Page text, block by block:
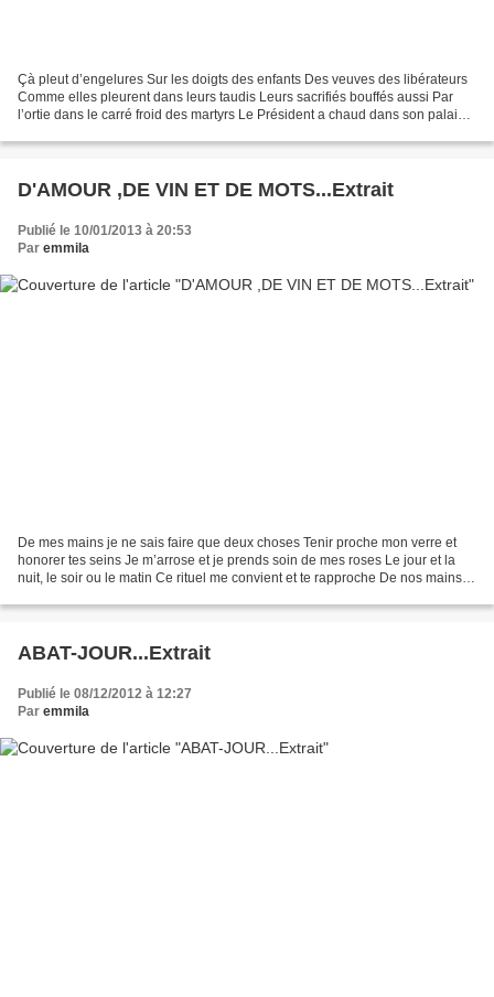
Çà pleut d’engelures Sur les doigts des enfants Des veuves des libérateurs
Comme elles pleurent dans leurs taudis Leurs sacrifiés bouffés aussi Par
l’ortie dans le carré froid des martyrs Le Président a chaud dans son palais Il
D'AMOUR ,DE VIN ET DE MOTS...Extrait
Publié le 10/01/2013 à 20:53
Par emmila
De mes mains je ne sais faire que deux choses Tenir proche mon verre et
honorer tes seins Je m’arrose et je prends soin de mes roses Le jour et la
nuit, le soir ou le matin Ce rituel me convient et te rapproche De nos mains
ABAT-JOUR...Extrait
Publié le 08/12/2012 à 12:27
Par emmila